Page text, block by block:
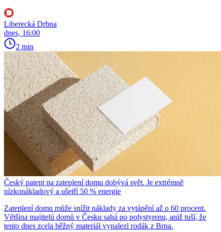
Liberecká Drbna
dnes, 16:00
2 min
Český patent na zateplení domu dobývá svět. Je extrémně
nízkonákladový a ušetří 50 % energie
Zateplení domu může snížit náklady za vytápění až o 60 procent.
Většina majitelů domů v Česku sahá po polystyrenu, aniž tuší, že
tento dnes zcela běžný materiál vynalezl rodák z Brna.